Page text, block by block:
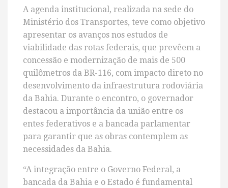
A agenda institucional, realizada na sede do
Ministério dos Transportes, teve como objetivo
apresentar os avanços nos estudos de
viabilidade das rotas federais, que prevêem a
concessão e modernização de mais de 500
quilômetros da BR-116, com impacto direto no
desenvolvimento da infraestrutura rodoviária
da Bahia. Durante o encontro, o governador
destacou a importância da união entre os
entes federativos e a bancada parlamentar
para garantir que as obras contemplem as
necessidades da Bahia.
“A integração entre o Governo Federal, a
bancada da Bahia e o Estado é fundamental